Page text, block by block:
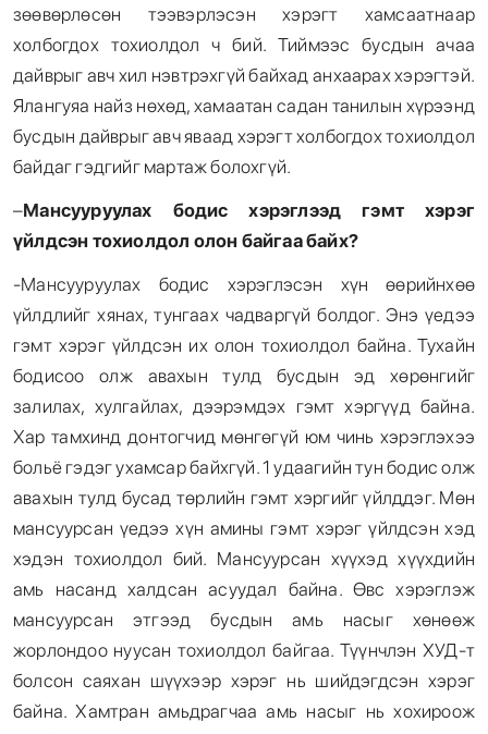
зөөвөрлөсөн тээвэрлэсэн хэрэгт хамсаатнаар
холбогдох тохиолдол ч бий. Тиймээс бусдын ачаа
дайврыг авч хил нэвтрэхгүй байхад анхаарах хэрэгтэй.
Ялангуяа найз нөхөд, хамаатан садан танилын хүрээнд
бусдын дайврыг авч яваад хэрэгт холбогдох тохиолдол
байдаг гэдгийг мартаж болохгүй.
–Мансууруулах бодис хэрэглээд гэмт хэрэг
үйлдсэн тохиолдол олон байгаа байх?
-Мансууруулах бодис хэрэглэсэн хүн өөрийнхөө
үйлдлийг хянах, тунгаах чадваргүй болдог. Энэ үедээ
гэмт хэрэг үйлдсэн их олон тохиолдол байна. Тухайн
бодисоо олж авахын тулд бусдын эд хөрөнгийг
залилах, хулгайлах, дээрэмдэх гэмт хэргүүд байна.
Хар тамхинд донтогчид мөнгөгүй юм чинь хэрэглэхээ
больё гэдэг ухамсар байхгүй. 1 удаагийн тун бодис олж
авахын тулд бусад төрлийн гэмт хэргийг үйлддэг. Мөн
мансуурсан үедээ хүн амины гэмт хэрэг үйлдсэн хэд
хэдэн тохиолдол бий. Мансуурсан хүүхэд хүүхдийн
амь насанд халдсан асуудал байна. Өвс хэрэглэж
мансуурсан этгээд бусдын амь насыг хөнөөж
жорлондоо нуусан тохиолдол байгаа. Түүнчлэн ХУД-т
болсон саяхан шүүхээр хэрэг нь шийдэгдсэн хэрэг
байна. Хамтран амьдрагчаа амь насыг нь хохироож